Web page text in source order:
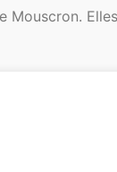
Mouscron.